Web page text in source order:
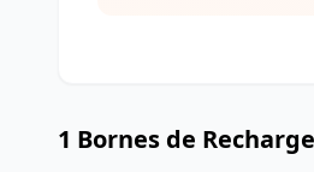
1 Bornes de